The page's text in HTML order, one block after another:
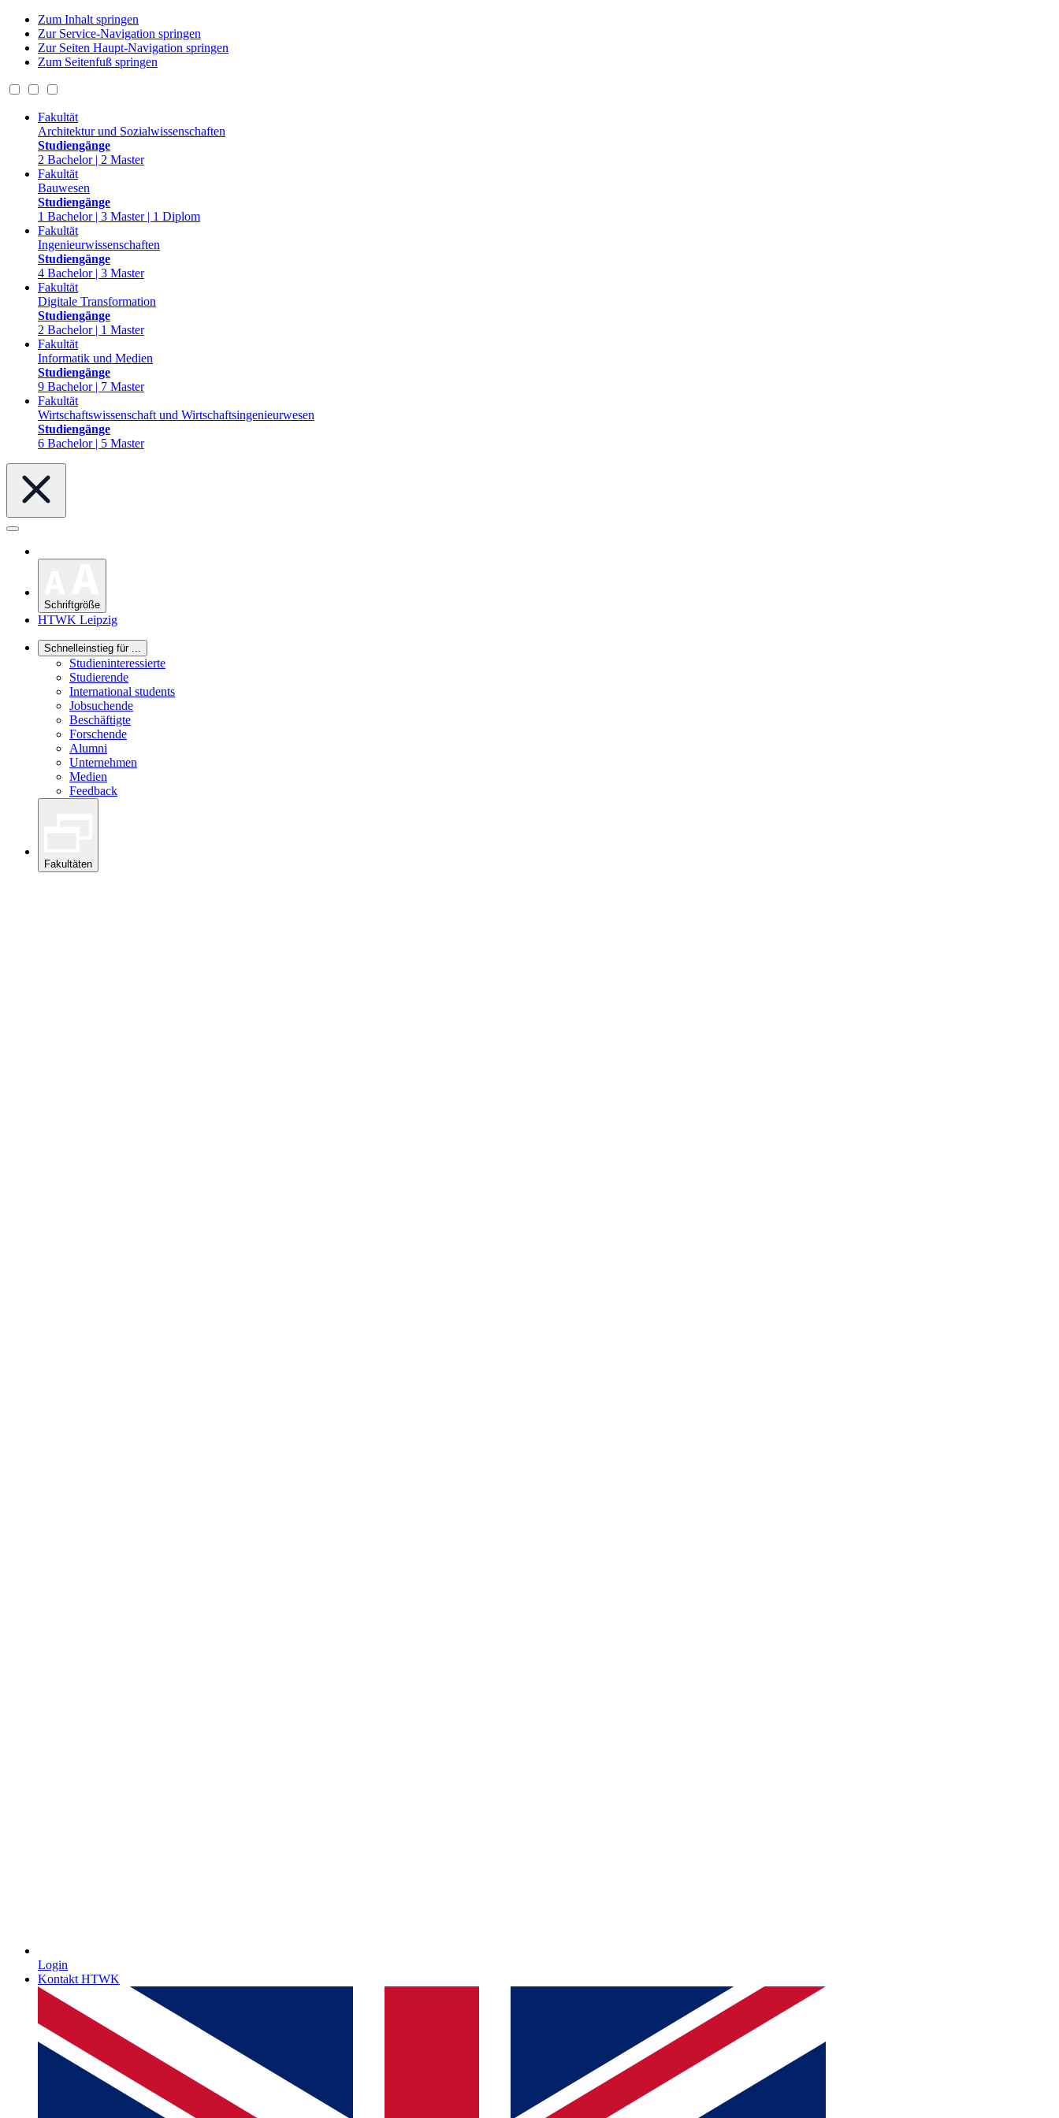
Zum Inhalt springen
Zur Service-Navigation springen
Zur Seiten Haupt-Navigation springen
Zum Seitenfuß springen
Fakultät
Architektur und Sozialwissenschaften
Studiengänge
2 Bachelor | 2 Master
Fakultät
Bauwesen
Studiengänge
1 Bachelor | 3 Master | 1 Diplom
Fakultät
Ingenieurwissenschaften
Studiengänge
4 Bachelor | 3 Master
Fakultät
Digitale Transformation
Studiengänge
2 Bachelor | 1 Master
Fakultät
Informatik und Medien
Studiengänge
9 Bachelor | 7 Master
Fakultät
Wirtschaftswissenschaft und Wirtschaftsingenieurwesen
Studiengänge
6 Bachelor | 5 Master
Schriftgröße
HTWK Leipzig
Schnelleinstieg für ...
Studieninteressierte
Studierende
International students
Jobsuchende
Beschäftigte
Forschende
Alumni
Unternehmen
Medien
Feedback
Fakultäten
Login
Kontakt HTWK